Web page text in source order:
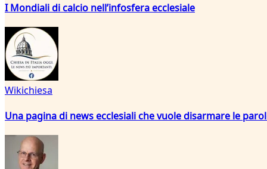
I Mondiali di calcio nell’infosfera ecclesiale
Wikichiesa
Una pagina di news ecclesiali che vuole disarmare le